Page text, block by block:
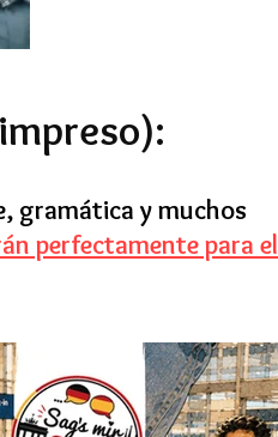
gramática y muchos
perfectamente para el